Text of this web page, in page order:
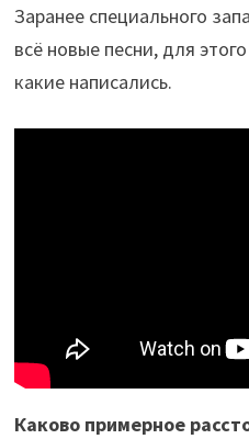
Заранее специального
всё новые песни, для
какие написались.
Каково примерное